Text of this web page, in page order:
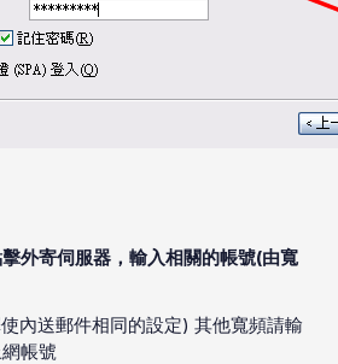
外寄伺服器，輸入相關的帳號(由寬
內送郵件相同的設定) 其他寬頻請輸
帳號